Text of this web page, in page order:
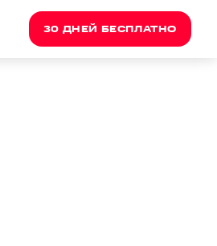
30 ДНЕЙ БЕСПЛАТНО